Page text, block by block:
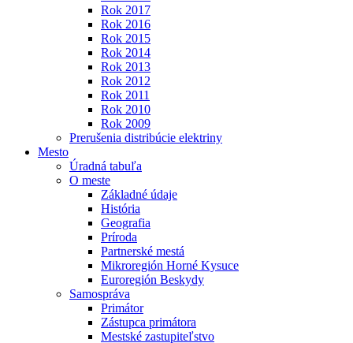
Rok 2017
Rok 2016
Rok 2015
Rok 2014
Rok 2013
Rok 2012
Rok 2011
Rok 2010
Rok 2009
Prerušenia distribúcie elektriny
Mesto
Úradná tabuľa
O meste
Základné údaje
História
Geografia
Príroda
Partnerské mestá
Mikroregión Horné Kysuce
Euroregión Beskydy
Samospráva
Primátor
Zástupca primátora
Mestské zastupiteľstvo